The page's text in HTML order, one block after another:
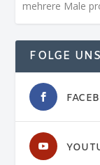
mehrere Male
FOLGE UNS